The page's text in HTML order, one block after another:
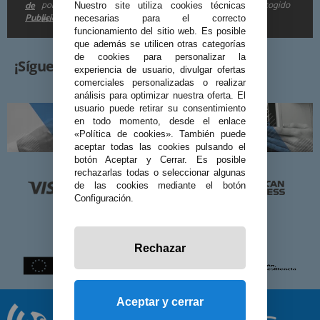
por e-mail. Puedo darme de baja cuando quiera según lo recogido
en la
de
Publicidad
¡Síguenos!
Nuestro site utiliza cookies técnicas
necesarias para el correcto
funcionamiento del sitio web. Es posible
que además se utilicen otras categorías
de cookies para personalizar la
experiencia de usuario, divulgar ofertas
comerciales personalizadas o realizar
análisis para optimizar nuestra oferta. El
usuario puede retirar su consentimiento
en todo momento, desde el enlace
«Política de cookies». También puede
aceptar todas las cookies pulsando el
botón Aceptar y Cerrar. Es posible
rechazarlas todas o seleccionar algunas
de las cookies mediante el botón
Configuración.
Rechazar
Aceptar y cerrar